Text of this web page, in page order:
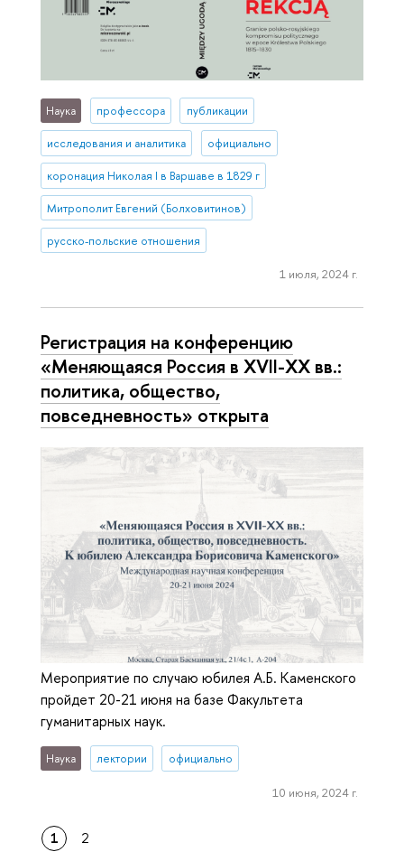
Наука профессора публикации
исследования и аналитика официально
коронация Николая I в Варшаве в 1829 г
Митрополит Евгений (Болховитинов)
русско-польские отношения
1 июля, 2024 г.
Регистрация на конференцию
«Меняющаяся Россия в XVII-XX вв.:
политика, общество,
повседневность» открыта
Мероприятие по случаю юбилея А.Б. Каменского
пройдет 20-21 июня на базе Факультета
гуманитарных наук.
Наука лектории официально
10 июня, 2024 г.
1 2